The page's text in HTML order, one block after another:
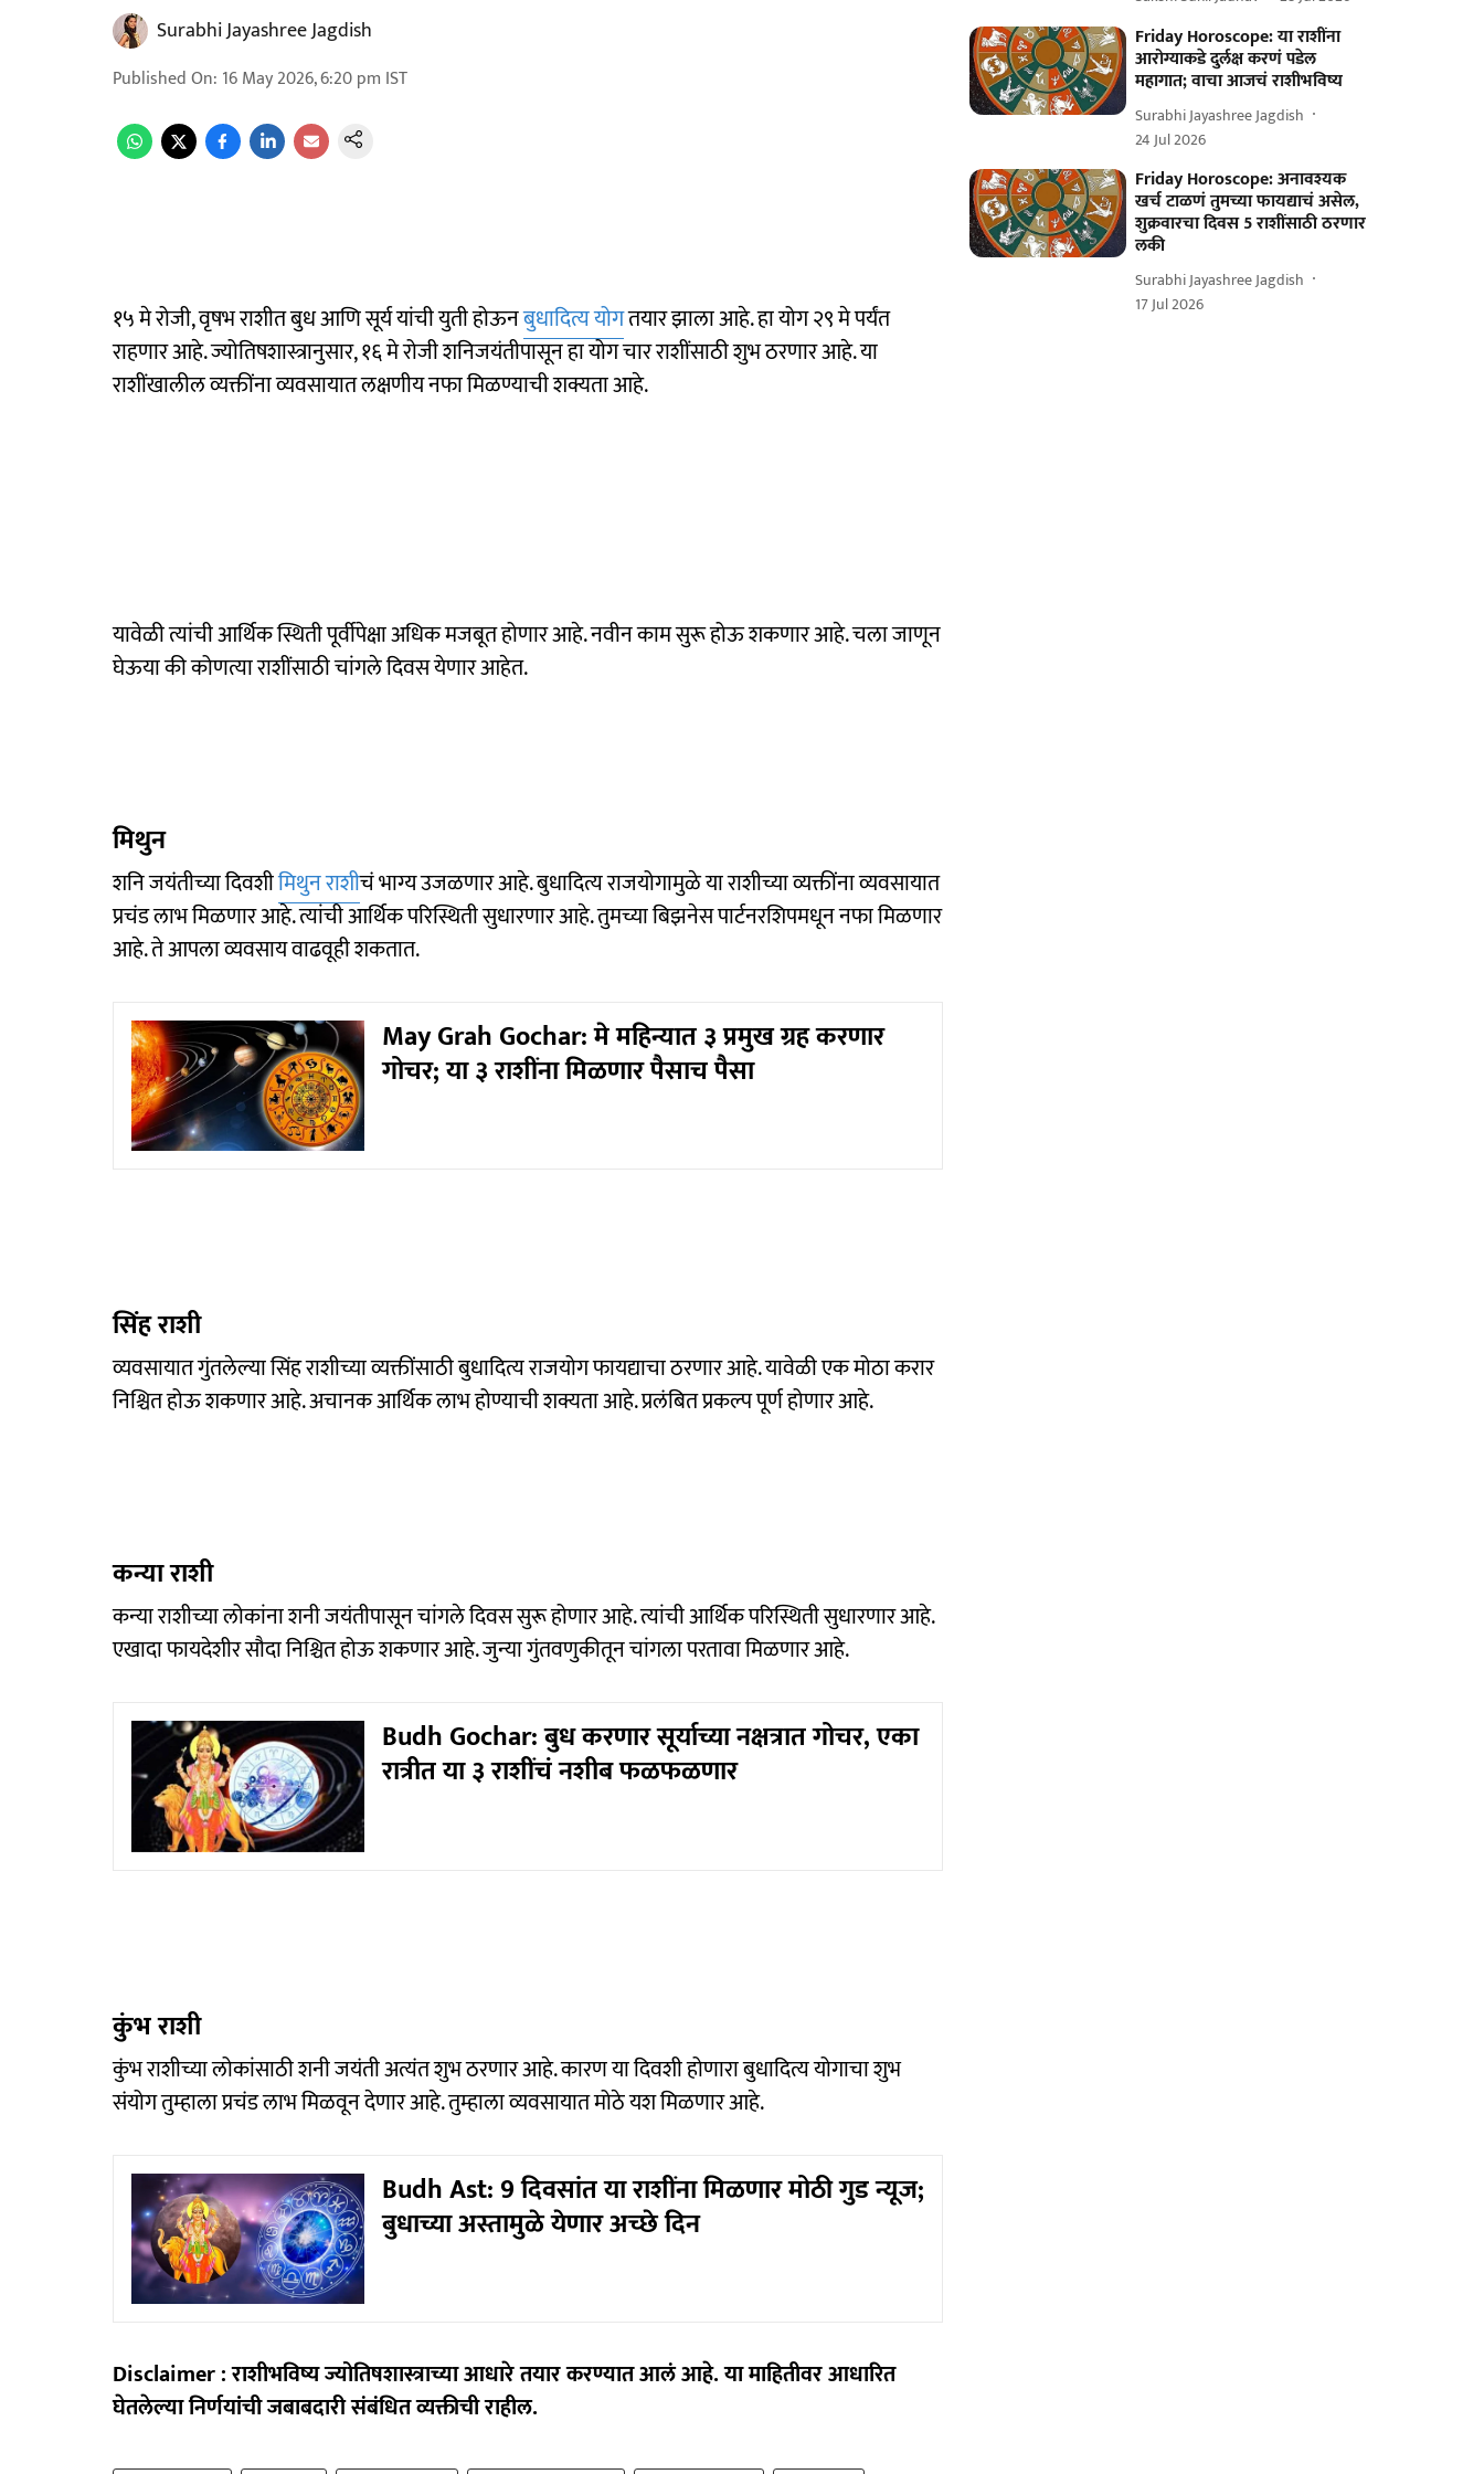
Surabhi Jayashree Jagdish
Published On: 16 May 2026, 6:20 pm IST
१५ मे रोजी, वृषभ राशीत बुध आणि सूर्य यांची युती होऊनबुधादित्य योगतयार झाला आहे. हा योग २९ मे पर्यंत
राहणार आहे. ज्योतिषशास्त्रानुसार, १६ मे रोजी शनिजयंतीपासून हा योग चार राशींसाठी शुभ ठरणार आहे. या
राशींखालील व्यक्तींना व्यवसायात लक्षणीय नफा मिळण्याची शक्यता आहे.
यावेळी त्यांची आर्थिक स्थिती पूर्वीपेक्षा अधिक मजबूत होणार आहे. नवीन काम सुरू होऊ शकणार आहे. चला जाणून
घेऊया की कोणत्या राशींसाठी चांगले दिवस येणार आहेत.
मिथुन
शनि जयंतीच्या दिवशीमिथुन राशीचं भाग्य उजळणार आहे. बुधादित्य राजयोगामुळे या राशीच्या व्यक्तींना व्यवसायात
प्रचंड लाभ मिळणार आहे. त्यांची आर्थिक परिस्थिती सुधारणार आहे. तुमच्या बिझनेस पार्टनरशिपमधून नफा मिळणार
आहे. ते आपला व्यवसाय वाढवूही शकतात.
May Grah Gochar: मे महिन्यात ३ प्रमुख ग्रह करणार
गोचर; या ३ राशींना मिळणार पैसाच पैसा
सिंह राशी
व्यवसायात गुंतलेल्या सिंह राशीच्या व्यक्तींसाठी बुधादित्य राजयोग फायद्याचा ठरणार आहे. यावेळी एक मोठा करार
निश्चित होऊ शकणार आहे. अचानक आर्थिक लाभ होण्याची शक्यता आहे. प्रलंबित प्रकल्प पूर्ण होणार आहे.
कन्या राशी
कन्या राशीच्या लोकांना शनी जयंतीपासून चांगले दिवस सुरू होणार आहे. त्यांची आर्थिक परिस्थिती सुधारणार आहे.
एखादा फायदेशीर सौदा निश्चित होऊ शकणार आहे. जुन्या गुंतवणुकीतून चांगला परतावा मिळणार आहे.
Budh Gochar: बुध करणार सूर्याच्या नक्षत्रात गोचर, एका
रात्रीत या ३ राशींचं नशीब फळफळणार
कुंभ राशी
कुंभ राशीच्या लोकांसाठी शनी जयंती अत्यंत शुभ ठरणार आहे. कारण या दिवशी होणारा बुधादित्य योगाचा शुभ
संयोग तुम्हाला प्रचंड लाभ मिळवून देणार आहे. तुम्हाला व्यवसायात मोठे यश मिळणार आहे.
Budh Ast: 9 दिवसांत या राशींना मिळणार मोठी गुड न्यूज;
बुधाच्या अस्तामुळे येणार अच्छे दिन
Disclaimer : राशीभविष्य ज्योतिषशास्त्राच्या आधारे तयार करण्यात आलं आहे. या माहितीवर आधारित
घेतलेल्या निर्णयांची जबाबदारी संबंधित व्यक्तीची राहील.
Friday Horoscope: या राशींना
आरोग्याकडे दुर्लक्ष करणं पडेल
महागात; वाचा आजचं राशीभविष्य
Surabhi Jayashree Jagdish
24 Jul 2026
Friday Horoscope: अनावश्यक
खर्च टाळणं तुमच्या फायद्याचं असेल,
शुक्रवारचा दिवस 5 राशींसाठी ठरणार
लकी
Surabhi Jayashree Jagdish
17 Jul 2026